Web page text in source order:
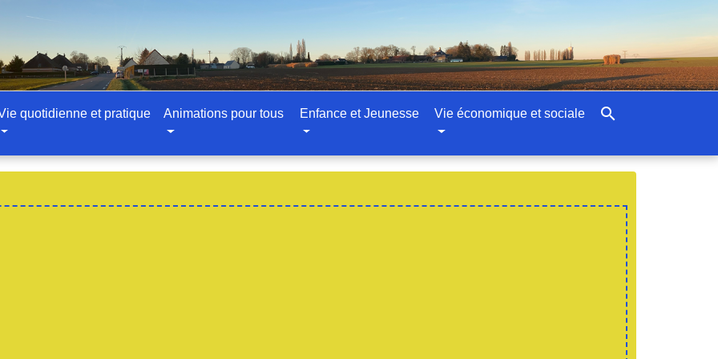
quotidienne et pratique Animations pour tous Enfance et Jeunesse Vie économique et sociale search